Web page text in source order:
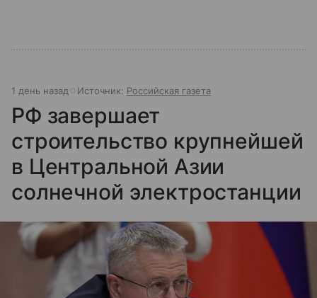
1 день назад Источник: Российская газета
РФ завершает
строительство крупнейшей
в Центральной Азии
солнечной электростанции